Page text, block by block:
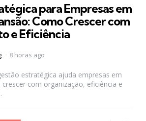
para Empresas em
Como Crescer com
e Eficiência
8 horas ago
estratégica ajuda empresas em
com organização, eficiência e